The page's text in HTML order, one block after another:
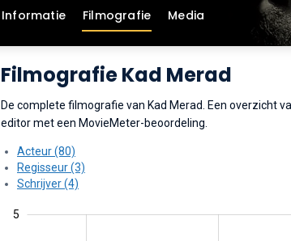
Informatie Filmografie Media
Filmografie Kad Merad
De complete filmografie van Kad Merad. Een overzicht
editor met een MovieMeter-beoordeling.
Acteur (80)
Regisseur (3)
Schrijver (4)
5